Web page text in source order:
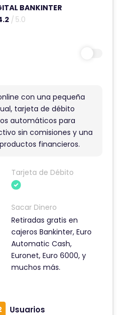
BANKINTER
5.0
con una pequeña
tarjeta de débito
automáticos para
sin comisiones y una
financieros.
Tarjeta de Débito
Sacar Dinero
Retiradas gratis en
cajeros Bankinter, Euro
Automatic Cash,
Euronet, Euro 6000, y
muchos más.
Usuarios